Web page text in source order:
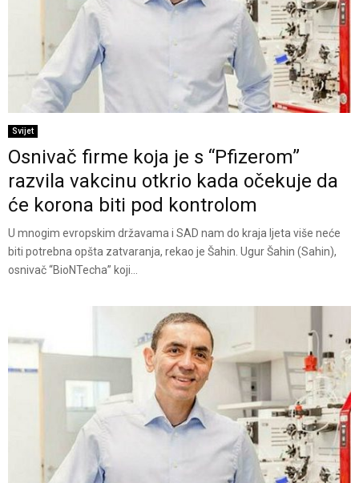
Svijet
Osnivač firme koja je s “Pfizerom”
razvila vakcinu otkrio kada očekuje da
će korona biti pod kontrolom
U mnogim evropskim državama i SAD nam do kraja ljeta više neće
biti potrebna opšta zatvaranja, rekao je Šahin. Ugur Šahin (Sahin),
osnivač “BioNTecha” koji...